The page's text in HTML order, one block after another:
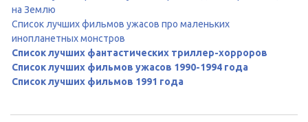
на Землю
Список лучших фильмов ужасов про маленьких
инопланетных монстров
Список лучших фантастических триллер-хорроров
Список лучших фильмов ужасов 1990-1994 года
Список лучших фильмов 1991 года